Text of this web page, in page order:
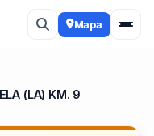
Mapa
(LA) KM. 9